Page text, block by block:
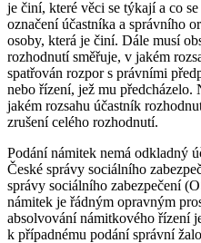
je činí, které věci se týkají a co
označení účastníka a správního
osoby, která je činí. Dále musí
rozhodnutí směřuje, v jakém
spatřován rozpor s právními
nebo řízení, jež mu
jakém rozsahu účastník
zrušení celého rozhodnutí.
Podání námitek nemá odkladný
České správy sociálního
správy sociálního zabezpečení
námitek je řádným opravným
absolvování námitkového řízení
k případnému podání správní